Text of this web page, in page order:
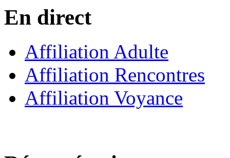
En direct
Affiliation Adulte
Affiliation Rencontres
Affiliation Voyance